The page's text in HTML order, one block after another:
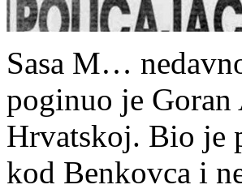
Sasa M…
poginuo je Goran
Hrvatskoj. Bio je
kod Benkovca i